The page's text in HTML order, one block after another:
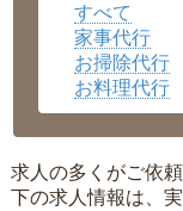
広島県
沖縄県 ▼
すべて
家事代行
お掃除代行
お料理代行
求人の多くがご依
下の求人情報は、